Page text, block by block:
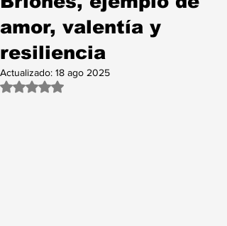
amor, valentía y
resiliencia
Actualizado: 18 ago 2025
Obtuvo NaN de 5 estrellas.